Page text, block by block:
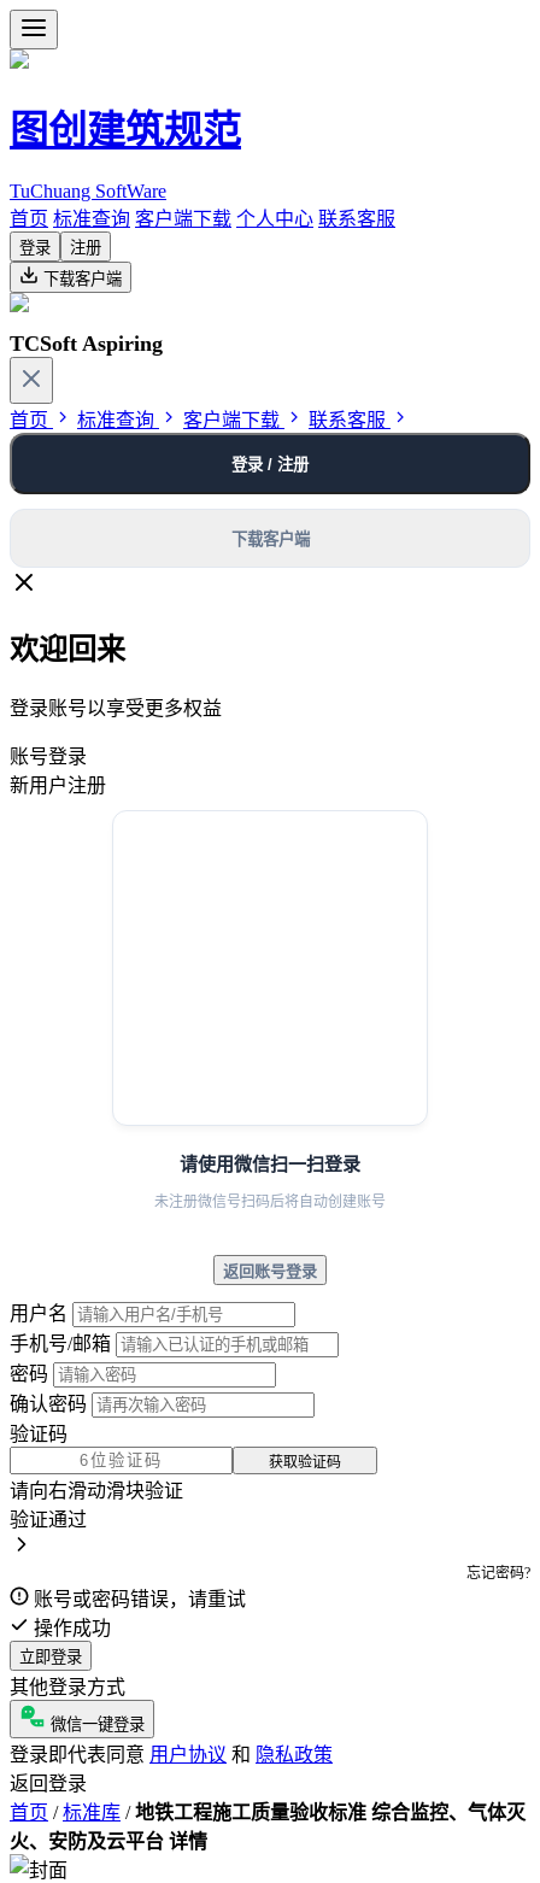
图创建筑规范
TuChuang SoftWare
首页 标准查询 客户端下载 个人中心 联系客服
登录
注册
下载客户端
TCSoft Aspiring
首页 标准查询 客户端下载 联系客服
登录 / 注册
下载客户端
欢迎回来
登录账号以享受更多权益
账号登录
新用户注册
请使用微信扫一扫登录
未注册微信号扫码后将自动创建账号
返回账号登录
用户名
手机号/邮箱
密码
确认密码
验证码
获取验证码
请向右滑动滑块验证
验证通过
忘记密码?
账号或密码错误，请重试
操作成功
立即登录
其他登录方式
微信一键登录
登录即代表同意 用户协议 和 隐私政策
返回登录
首页 / 标准库 / 地铁工程施工质量验收标准 综合监控、气体灭
火、安防及云平台 详情